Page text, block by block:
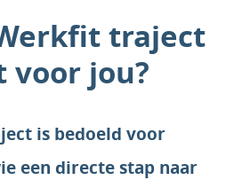
traject
voor jou?
is bedoeld voor
een directe stap naar